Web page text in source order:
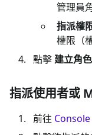
管理員
指派權
權限（
點擊 建立角色
指派使用者或
前往